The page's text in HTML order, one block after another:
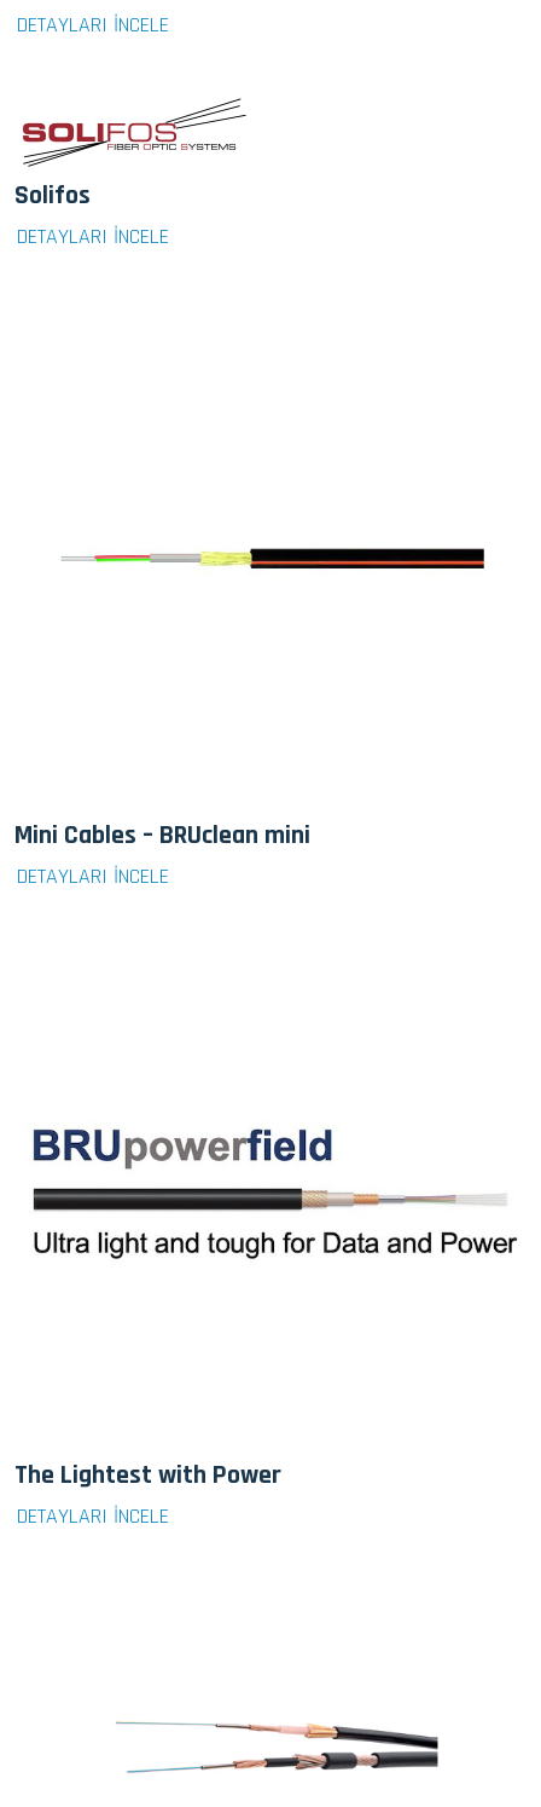
DETAYLARI İNCELE
Solifos
DETAYLARI İNCELE
Mini Cables – BRUclean mini
DETAYLARI İNCELE
The Lightest with Power
DETAYLARI İNCELE